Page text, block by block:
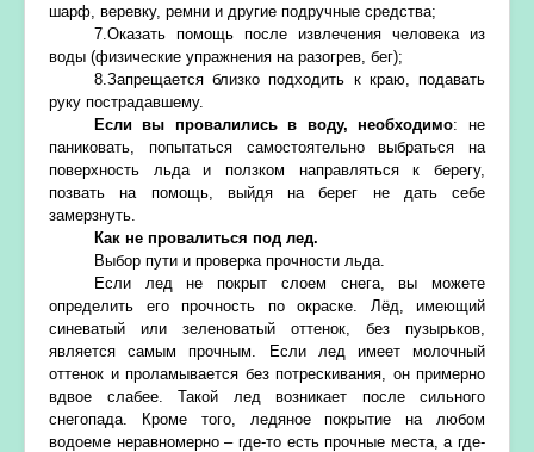
шарф, веревку, ремни и другие подручные средства;
7.Оказать помощь после извлечения человека из
воды (физические упражнения на разогрев, бег);
8.Запрещается близко подходить к краю, подавать
руку пострадавшему.
Если вы провалились в воду, необходимо: не
паниковать, попытаться самостоятельно выбраться на
поверхность льда и ползком направляться к берегу,
позвать на помощь, выйдя на берег не дать себе
замерзнуть.
Как не провалиться под лед.
Выбор пути и проверка прочности льда.
Если лед не покрыт слоем снега, вы можете
определить его прочность по окраске. Лёд, имеющий
синеватый или зеленоватый оттенок, без пузырьков,
является самым прочным. Если лед имеет молочный
оттенок и проламывается без потрескивания, он примерно
вдвое слабее. Такой лед возникает после сильного
снегопада. Кроме того, ледяное покрытие на любом
водоеме неравномерно – где-то есть прочные места, а где-